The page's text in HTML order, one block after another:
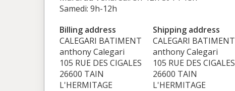
Samedi: 9h-12h
Billing address
CALEGARI BATIMENT
anthony Calegari
105 RUE DES CIGALES
26600 TAIN
L'HERMITAGE
Shipping address
CALEGARI BATIMENT
anthony Calegari
105 RUE DES CIGALES
26600 TAIN
L'HERMITAGE